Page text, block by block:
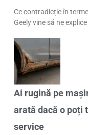
Ce contradicție în
Geely vine să ne
Ai rugină pe
arată dacă o poți
service